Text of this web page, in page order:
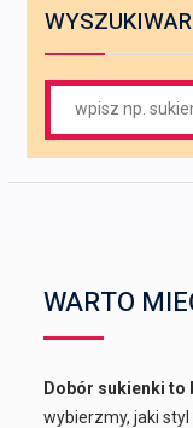
WARTO
Dobór sukienki to
wybierzmy, jaki